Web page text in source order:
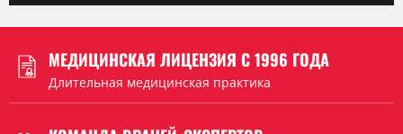
МЕДИЦИНСКАЯ ЛИЦЕНЗИЯ С 1996 ГОДА
Длительная медицинская практика